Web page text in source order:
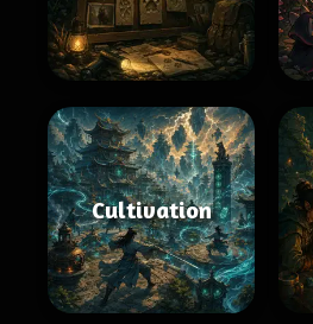
Cultivation